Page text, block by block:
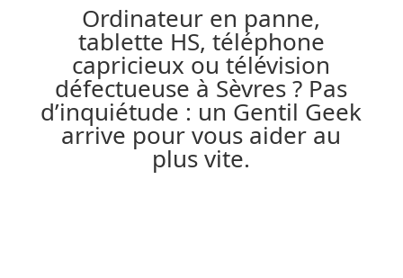
Ordinateur en panne,
tablette HS, téléphone
capricieux ou télévision
défectueuse à Sèvres ? Pas
d’inquiétude : un Gentil Geek
arrive pour vous aider au
plus vite.